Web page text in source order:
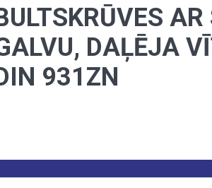
ENKURI,
STIPRINĀJUMI
DAĻĒJA
931ZN